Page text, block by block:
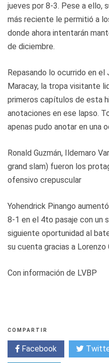
jueves por 8-3. Pese a ello,
más reciente le permitió a
donde ahora intentarán
de diciembre.
Repasando lo ocurrido en
Maracay, la tropa visitante
primeros capítulos de esta
anotaciones en ese lapso.
apenas pudo anotar en una
Ronald Guzmán, Ildemaro
grand slam) fueron los
ofensivo crepuscular
Yohendrick Pinango
8-1 en el 4to pasaje con un
siguiente oportunidad al
su cuenta gracias a Lorenzo
Con información de LVBP
COMPARTIR
Facebook